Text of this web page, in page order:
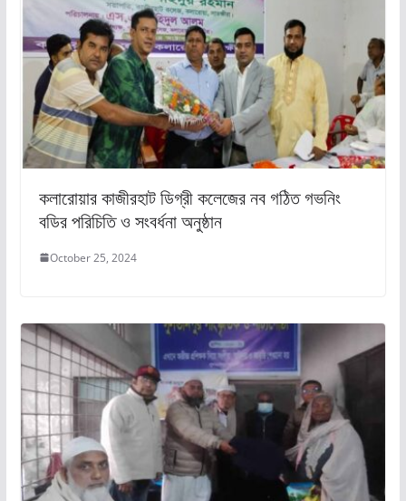
কলারোয়ার কাজীরহাট ডিগ্রী কলেজের নব গঠিত গভনিং
বডির পরিচিতি ও সংবর্ধনা অনুষ্ঠান
October 25, 2024